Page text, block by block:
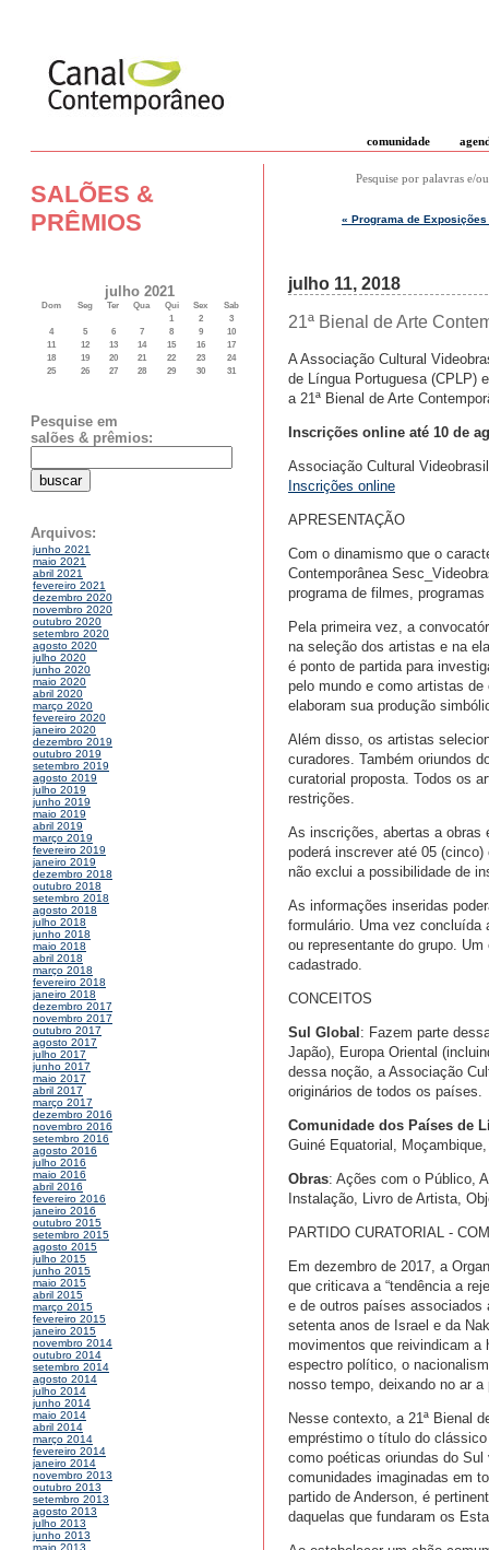
comunidade
SALÕES &
PRÊMIOS
julho 2021
Dom Seg Ter Qua Qui Sex
Sab
1
2
3
4
5 6 7 8 9
10
11
12 13 14 15 16
17
18
19 20 21 22 23
24
25
26 27 28 29 30 31
Pesquise em
salões & prêmios:
Arquivos:
junho 2021
maio 2021
abril 2021
fevereiro 2021
dezembro 2020
novembro 2020
outubro 2020
setembro 2020
agosto 2020
julho 2020
junho 2020
maio 2020
abril 2020
março 2020
fevereiro 2020
janeiro 2020
dezembro 2019
outubro 2019
setembro 2019
agosto 2019
julho 2019
junho 2019
maio 2019
abril 2019
março 2019
fevereiro 2019
janeiro 2019
dezembro 2018
outubro 2018
setembro 2018
agosto 2018
julho 2018
junho 2018
maio 2018
abril 2018
março 2018
fevereiro 2018
janeiro 2018
dezembro 2017
novembro 2017
outubro 2017
agosto 2017
julho 2017
junho 2017
maio 2017
abril 2017
março 2017
dezembro 2016
novembro 2016
setembro 2016
agosto 2016
julho 2016
maio 2016
abril 2016
fevereiro 2016
janeiro 2016
outubro 2015
setembro 2015
agosto 2015
julho 2015
junho 2015
maio 2015
abril 2015
março 2015
fevereiro 2015
janeiro 2015
novembro 2014
outubro 2014
setembro 2014
agosto 2014
julho 2014
junho 2014
maio 2014
abril 2014
março 2014
fevereiro 2014
janeiro 2014
novembro 2013
outubro 2013
setembro 2013
agosto 2013
julho 2013
junho 2013
Pesquise por palavras e/
« Programa de
julho 11, 2018
21ª Bienal de Arte
A Associação Cultural
de Língua Portuguesa (CPLP)
a 21ª Bienal de Arte
Inscrições online até 10 de
Associação Cultural Videobrasil
Inscrições online
APRESENTAÇÃO
Com o dinamismo que o
Contemporânea
programa de filmes,
Pela primeira vez, a
na seleção dos artistas e na
é ponto de partida para
pelo mundo e como artistas
elaboram sua produção
Além disso, os artistas
curadores. Também oriundos
curatorial proposta. Todos os
restrições.
As inscrições, abertas a obras
poderá inscrever até 05
não exclui a possibilidade de
As informações inseridas
formulário. Uma vez concluída
ou representante do grupo.
cadastrado.
CONCEITOS
Sul Global : Fazem parte
Japão), Europa Oriental
dessa noção, a Associação
originários de todos os países.
Comunidade dos Países de
Guiné Equatorial,
Obras: Ações com o Público,
Instalação, Livro de Artista,
PARTIDO CURATORIAL -
Em dezembro de 2017, a
que criticava a “tendência a
e de outros países associados
setenta anos de Israel e da
movimentos que reivindicam a
espectro político, o
nosso tempo, deixando no ar
Nesse contexto, a 21ª Bienal
empréstimo o título do
como poéticas oriundas do
comunidades imaginadas em
partido de Anderson, é
daquelas que fundaram os